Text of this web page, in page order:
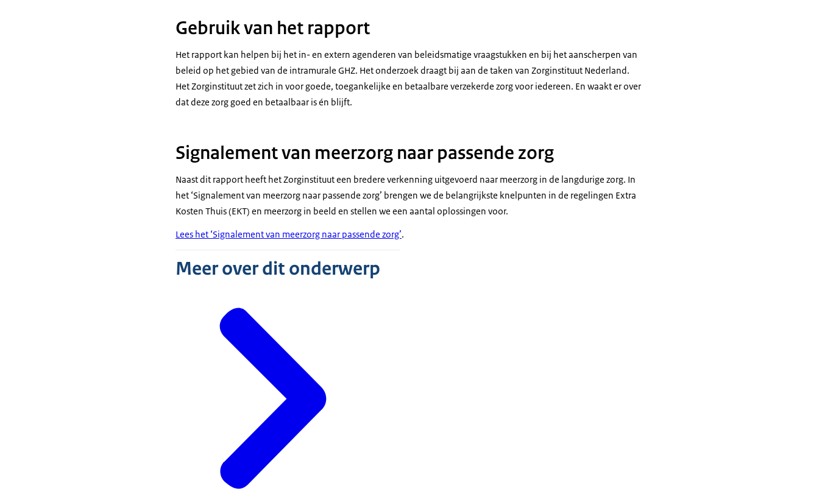
Gebruik van het rapport
Het rapport kan helpen bij het in- en extern agenderen van beleidsmatige vraagstukken en bij het aanscherpen van
beleid op het gebied van de intramurale GHZ. Het onderzoek draagt bij aan de taken van Zorginstituut Nederland.
Het Zorginstituut zet zich in voor goede, toegankelijke en betaalbare verzekerde zorg voor iedereen. En waakt er over
dat deze zorg goed en betaalbaar is én blijft.
Signalement van meerzorg naar passende zorg
Naast dit rapport heeft het Zorginstituut een bredere verkenning uitgevoerd naar meerzorg in de langdurige zorg. In
het ‘Signalement van meerzorg naar passende zorg’ brengen we de belangrijkste knelpunten in de regelingen Extra
Kosten Thuis (EKT) en meerzorg in beeld en stellen we een aantal oplossingen voor.
Lees het ‘Signalement van meerzorg naar passende zorg’.
Meer over dit onderwerp